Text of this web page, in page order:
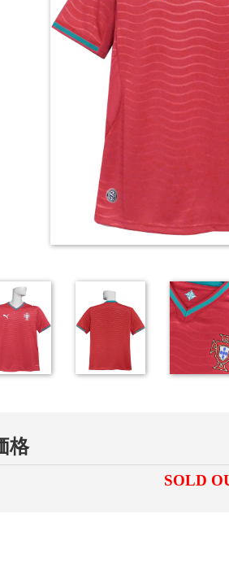
格
SOLD